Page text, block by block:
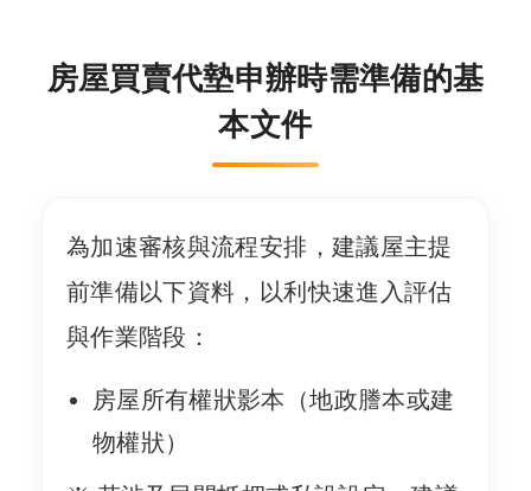
房屋買賣代墊申辦時需準備的基
本文件
為加速審核與流程安排，建議屋主提
前準備以下資料，以利快速進入評估
與作業階段：
房屋所有權狀影本（地政謄本或建
物權狀）